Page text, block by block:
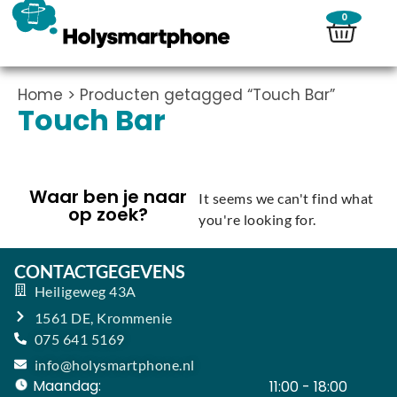
0
Home > Producten getagged “Touch Bar”
Touch Bar
Waar ben je naar
op zoek?
It seems we can't find what
you're looking for.
CONTACTGEGEVENS
Heiligeweg 43A
1561 DE, Krommenie
075 641 5169
info@holysmartphone.nl
Maandag: 11:00 - 18:00